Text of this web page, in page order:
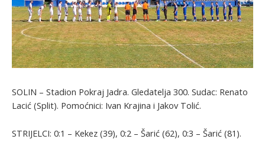
SOLIN – Stadion Pokraj Jadra. Gledatelja 300. Sudac: Renato
Lacić (Split). Pomoćnici: Ivan Krajina i Jakov Tolić.
STRIJELCI: 0:1 – Kekez (39), 0:2 – Šarić (62), 0:3 – Šarić (81).